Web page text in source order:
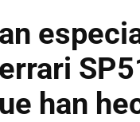
han